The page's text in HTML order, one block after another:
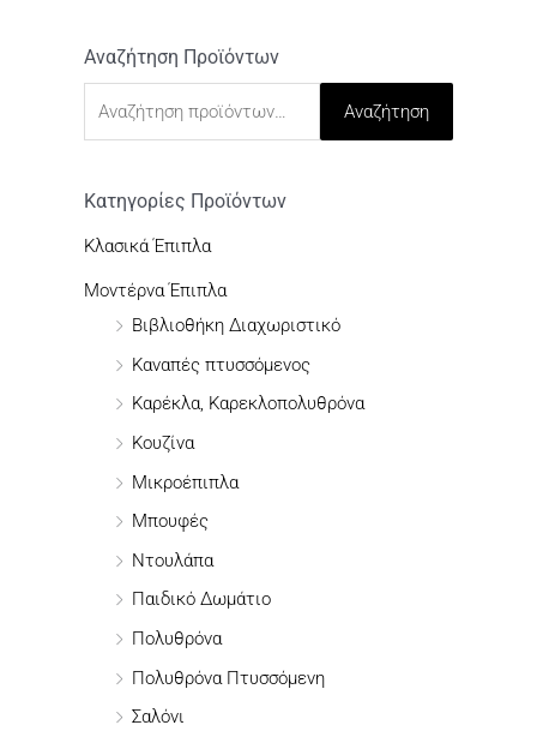
Αναζήτηση Προϊόντων
Α
ή
τ
Αναζήτηση
Κατηγορίες Προϊόντων
Κλασικά Έπιπλα
Μοντέρνα Έπιπλα
Βιβλιοθήκη Διαχωριστικό
Καναπές πτυσσόμενος
Καρέκλα, Καρεκλοπολυθρόνα
Κουζίνα
Μικροέπιπλα
Μπουφές
Ντουλάπα
Παιδικό Δωμάτιο
Πολυθρόνα
Πολυθρόνα Πτυσσόμενη
Σαλόνι